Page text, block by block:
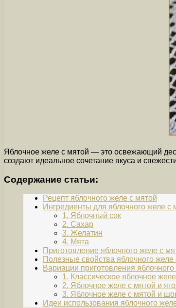
Яблочное желе с мятой — это освежающий
создают идеальное сочетание вкуса и
Содержание статьи:
Рецепт яблочного желе с мятой
Ингредиенты для яблочного желе с
1. Яблочный сок
2. Сахар
3. Желатин
4. Мята
Приготовление яблочного желе с
Полезные свойства яблочного желе
Вариации приготовления
1. Классическое яблочное
2. Яблочное желе с мятой и
3. Яблочное желе с мятой и
Идеи использования яблочного